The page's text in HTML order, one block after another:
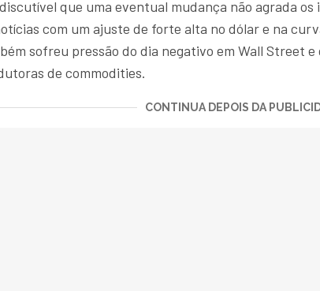
que uma eventual mudança não agrada
com um ajuste de forte alta no dólar e na
sofreu pressão do dia negativo em Wall Street e
de commodities.
CONTINUA DEPOIS DA